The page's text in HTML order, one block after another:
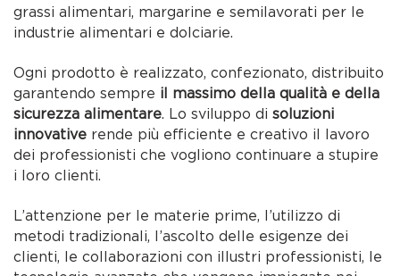
grassi alimentari, margarine e semilavorati per le
industrie alimentari e dolciarie.
Ogni prodotto è realizzato, confezionato, distribuito
garantendo sempre il massimo della qualità e della
sicurezza alimentare. Lo sviluppo disoluzioni
innovative rende più efficiente e creativo il lavoro
dei professionisti che vogliono continuare a stupire
i loro clienti.
L’attenzione per le materie prime, l’utilizzo di
metodi tradizionali, l’ascolto delle esigenze dei
clienti, le collaborazioni con illustri professionisti, le